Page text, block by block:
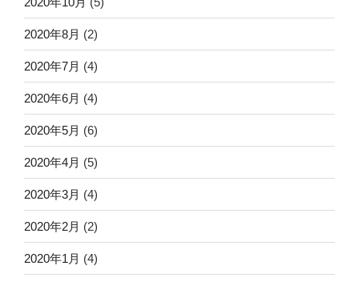
2020年8月 (2)
2020年7月 (4)
2020年6月 (4)
2020年5月 (6)
2020年4月 (5)
2020年3月 (4)
2020年2月 (2)
2020年1月 (4)